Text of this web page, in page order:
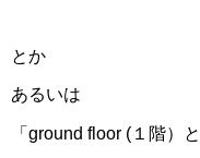
とか
あるいは
「ground floor (１階）